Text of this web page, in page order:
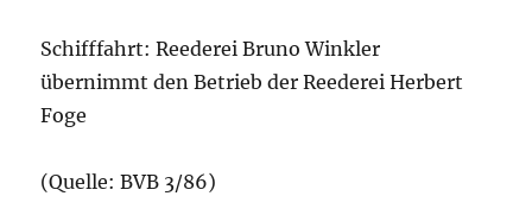
Schifffahrt: Reederei Bruno Winkler
übernimmt den Betrieb der Reederei Herbert
Foge
(Quelle: BVB 3/86)